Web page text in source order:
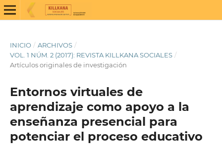
INICIO / ARCHIVOS /
VOL. 1 NÚM. 2 (2017): REVISTA KILLKANA SOCIALES /
Artículos originales de investigación
Entornos virtuales de
aprendizaje como apoyo a la
enseñanza presencial para
potenciar el proceso educativo